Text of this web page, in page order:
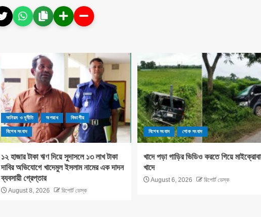
অনিয়ম ও দূর্নীতি অপরাধ বিভাগীয়
বিশেষ সংবাদ
১২ হাজার টাকা ঋণ দিয়ে সুদাসলে ১৩ লাখ টাকা
দাবির অভিযোগে খাদেমুল ইসলাম নামের এক দাদন
ব্যবসায়ী গ্রেপ্তার
August 8, 2026 রিপোর্ট ডেস্ক
বিশেষ সংবাদ শোক সংবাদ
খাদে পড়া গাড়ির ভিডিও করতে গিয়ে
খাদে
August 6, 2026 রিপোর্ট ডেস্ক